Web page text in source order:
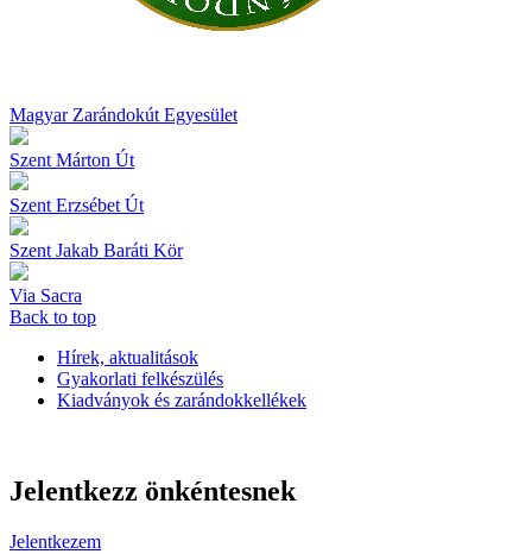
Magyar Zarándokút Egyesület
Szent Márton Út
Szent Erzsébet Út
Szent Jakab Baráti Kör
Via Sacra
Back to top
Hírek, aktualitások
Gyakorlati felkészülés
Kiadványok és zarándokkellékek
Jelentkezz önkéntesnek
Jelentkezem